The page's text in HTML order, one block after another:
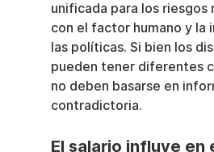
unificada para los riesgos
con el factor humano y la
las políticas. Si bien los
pueden tener diferentes
no deben basarse en
contradictoria.
El salario influye en